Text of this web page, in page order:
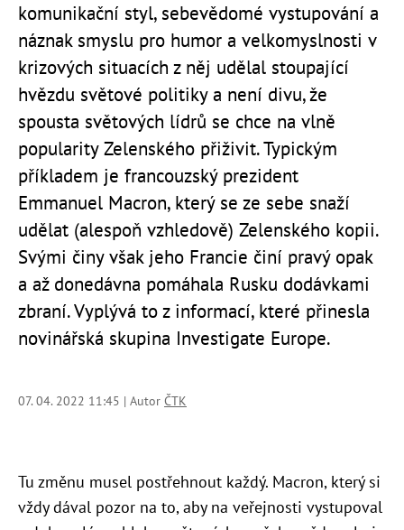
komunikační styl, sebevědomé vystupování a
náznak smyslu pro humor a velkomyslnosti v
krizových situacích z něj udělal stoupající
hvězdu světové politiky a není divu, že
spousta světových lídrů se chce na vlně
popularity Zelenského přiživit. Typickým
příkladem je francouzský prezident
Emmanuel Macron, který se ze sebe snaží
udělat (alespoň vzhledově) Zelenského kopii.
Svými činy však jeho Francie činí pravý opak
a až donedávna pomáhala Rusku dodávkami
zbraní. Vyplývá to z informací, které přinesla
novinářská skupina Investigate Europe.
07. 04. 2022 11:45 | Autor ČTK
Tu změnu musel postřehnout každý. Macron, který si
vždy dával pozor na to, aby na veřejnosti vystupoval